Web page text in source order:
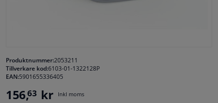
Bilvård & Tillbehör
Verkstad & Verktyg
Produktnummer:2053211
Tillverkare kod:6103-01-1322128P
EAN:5901655336405
156,63 kr Inkl moms